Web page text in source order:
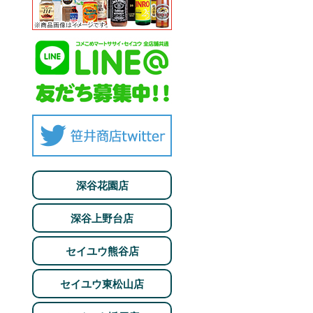
深谷花園店
深谷上野台店
セイユウ熊谷店
セイユウ東松山店